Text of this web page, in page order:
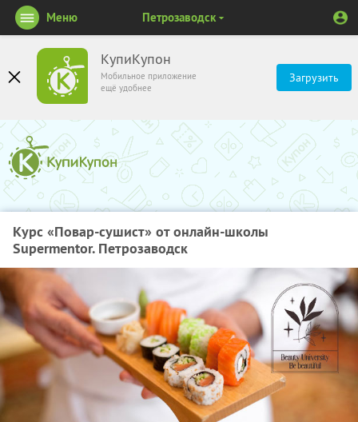
КупиКупон
Мобильное приложение
ещё удобнее
Загрузить
Меню Петрозаводск
Курс «Повар-сушист» от онлайн-школы
Supermentor. Петрозаводск